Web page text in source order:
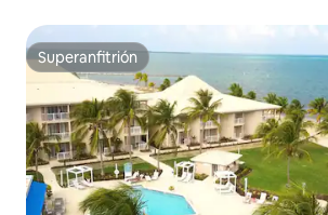
Superanfitrión
Superanfitrión